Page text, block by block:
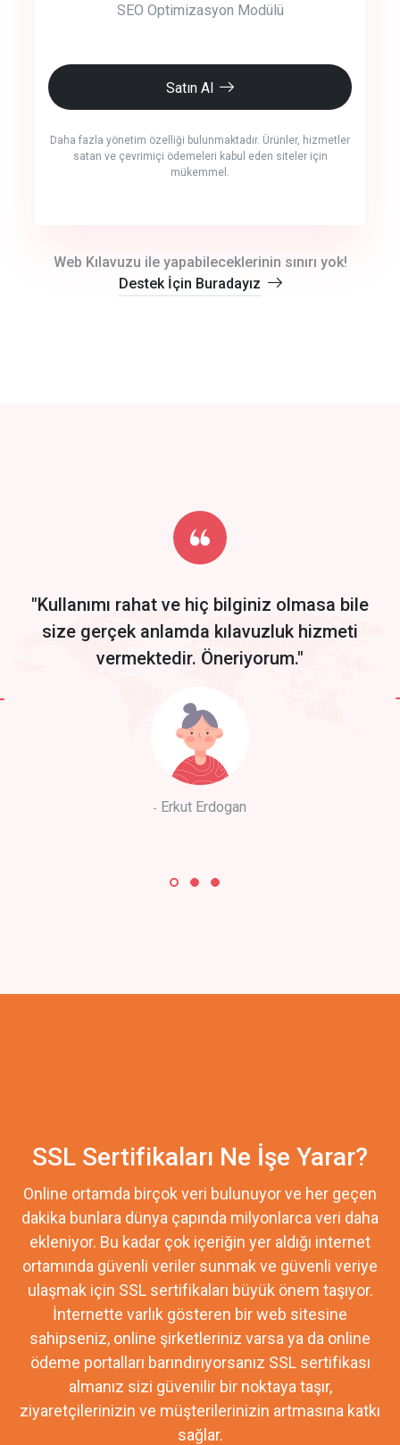
SEO Optimizasyon Modülü
Satın Al
Daha fazla yönetim özelliği bulunmaktadır. Ürünler, hizmetler
satan ve çevrimiçi ödemeleri kabul eden siteler için
mükemmel.
Start by trying our service for 30 days free trial no credit card
required.
Web Kılavuzu ile yapabileceklerinin sınırı yok!
Destek İçin Buradayız
"Kullanımı rahat ve hiç bilginiz olmasa bile
size gerçek anlamda kılavuzluk hizmeti
vermektedir. Öneriyorum."
Erkut Erdogan
SSL Sertifikaları Ne İşe Yarar?
Online ortamda birçok veri bulunuyor ve her geçen
dakika bunlara dünya çapında milyonlarca veri daha
ekleniyor. Bu kadar çok içeriğin yer aldığı internet
ortamında güvenli veriler sunmak ve güvenli veriye
ulaşmak için SSL sertifikaları büyük önem taşıyor.
İnternette varlık gösteren bir web sitesine
sahipseniz, online şirketleriniz varsa ya da online
ödeme portalları barındırıyorsanız SSL sertifikası
almanız sizi güvenilir bir noktaya taşır,
ziyaretçilerinizin ve müşterilerinizin artmasına katkı
sağlar.